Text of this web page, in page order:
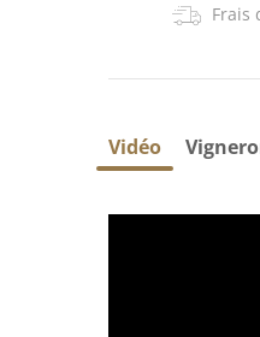
Frais
Vidéo